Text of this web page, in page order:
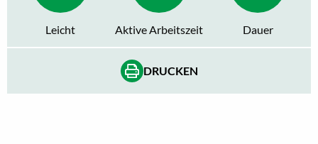
Leicht Aktive Arbeitszeit Dauer
DRUCKEN